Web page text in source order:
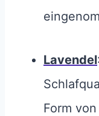
Lavendel
Form